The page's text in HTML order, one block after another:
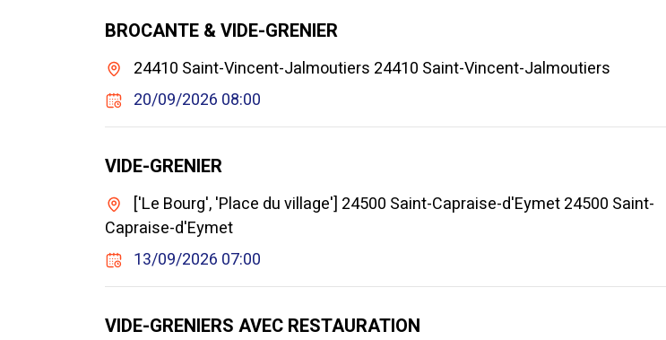
BROCANTE & VIDE-GRENIER
24410 Saint-Vincent-Jalmoutiers 24410 Saint-Vincent-Jalmoutiers
20/09/2026 08:00
VIDE-GRENIER
['Le Bourg', 'Place du village'] 24500 Saint-Capraise-d'Eymet 24500 Saint-
Capraise-d'Eymet
13/09/2026 07:00
VIDE-GRENIERS AVEC RESTAURATION